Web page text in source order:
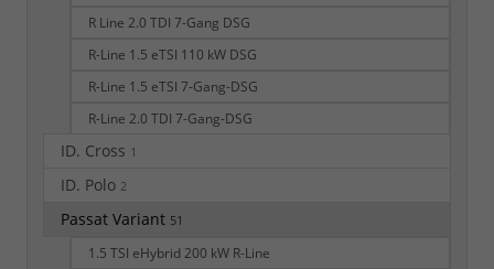
R Line 2.0 TDI 7-Gang DSG
R-Line 1.5 eTSI 110 kW DSG
R-Line 1.5 eTSI 7-Gang-DSG
R-Line 2.0 TDI 7-Gang-DSG
ID. Cross 1
ID. Polo 2
Passat Variant 51
1.5 TSI eHybrid 200 kW R-Line